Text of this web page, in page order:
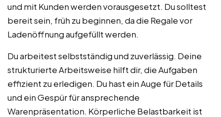
und mit Kunden werden vorausgesetzt. Du solltest
bereit sein, früh zu beginnen, da die Regale vor
Ladenöffnung aufgefüllt werden.
Du arbeitest selbstständig und zuverlässig. Deine
strukturierte Arbeitsweise hilft dir, die Aufgaben
effizient zu erledigen. Du hast ein Auge für Details
und ein Gespür für ansprechende
Warenpräsentation. Körperliche Belastbarkeit ist